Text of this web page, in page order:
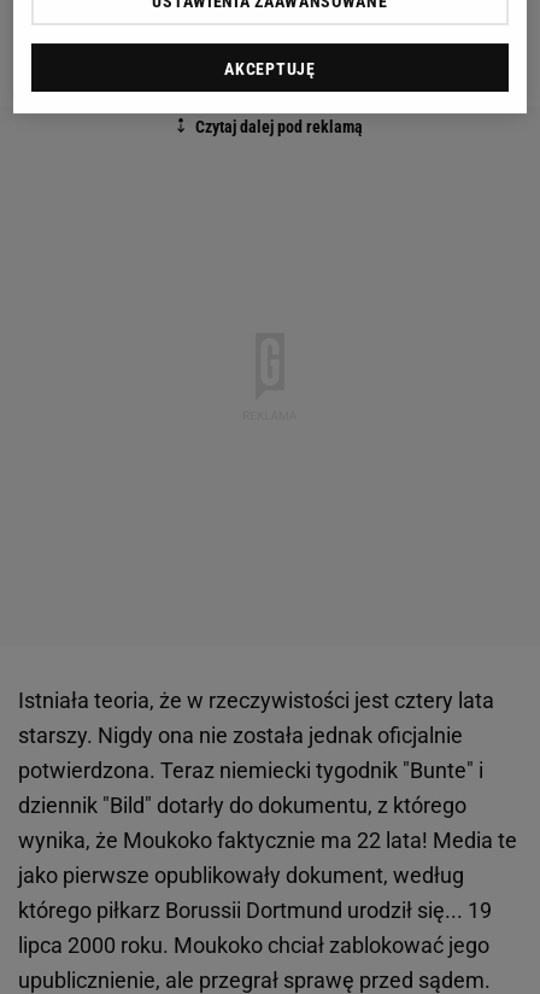
temu dziennik "DailyMail" informował, że wiek
Istniała teoria, że w rzeczywistości jest cztery lata
starszy. Nigdy ona nie została jednak oficjalnie
potwierdzona. Teraz niemiecki tygodnik "Bunte" i
dziennik "Bild" dotarły do dokumentu, z którego
wynika, że Moukoko faktycznie ma 22 lata! Media te
jako pierwsze opublikowały dokument, według
którego piłkarz Borussii Dortmund urodził się... 19
lipca 2000 roku. Moukoko chciał zablokować jego
upublicznienie, ale przegrał sprawę przed sądem.
AKCEPTUJĘ